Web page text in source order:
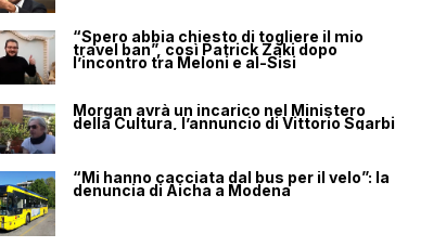
“Spero abbia chiesto di togliere il mio
travel ban”, così Patrick Zaki dopo
l’incontro tra Meloni e al-Sisi
Morgan avrà un incarico nel Ministero
della Cultura, l’annuncio di Vittorio Sgarbi
“Mi hanno cacciata dal bus per il velo”: la
denuncia di Aicha a Modena